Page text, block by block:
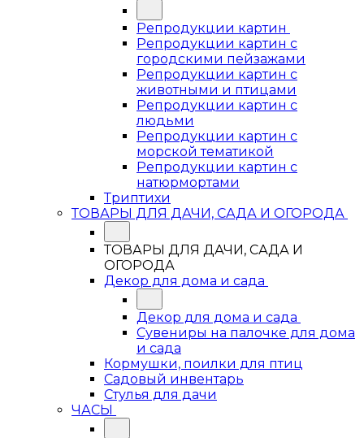
Репродукции картин
Репродукции картин с
городскими пейзажами
Репродукции картин с
животными и птицами
Репродукции картин с
людьми
Репродукции картин с
морской тематикой
Репродукции картин с
натюрмортами
Триптихи
ТОВАРЫ ДЛЯ ДАЧИ, САДА И ОГОРОДА
ТОВАРЫ ДЛЯ ДАЧИ, САДА И
ОГОРОДА
Декор для дома и сада
Декор для дома и сада
Сувениры на палочке для дома
и сада
Кормушки, поилки для птиц
Садовый инвентарь
Стулья для дачи
ЧАСЫ